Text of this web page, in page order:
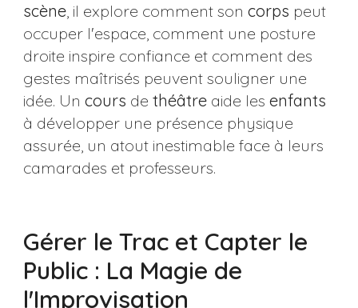
scène, il explore comment son corps peut
occuper l'espace, comment une posture
droite inspire confiance et comment des
gestes maîtrisés peuvent souligner une
idée. Un cours de théâtreaide les enfants
à développer une présence physique
assurée, un atout inestimable face à leurs
camarades et professeurs.
Gérer le Trac et Capter le
Public : La Magie de
l'Improvisation